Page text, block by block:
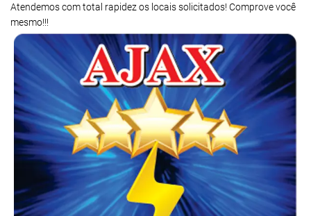
Atendemos com total rapidez os locais solicitados! Comprove você
mesmo!!!